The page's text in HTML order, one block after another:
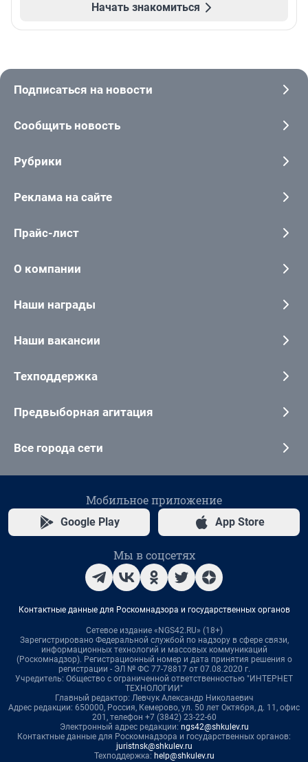
Начать знакомиться
Подписаться на новости
Сообщить новость
Рубрики
Реклама на сайте
Прайс-лист
О компании
Наши награды
Наши вакансии
Техподдержка
Предвыборная агитация
Все города сети
Мобильное приложение
Google Play App Store
Мы в соцсетях
Контактные данные для Роскомнадзора и государственных органов
Сетевое издание «NGS42.RU» (18+)
Зарегистрировано Федеральной службой по надзору в сфере связи,
информационных технологий и массовых коммуникаций
(Роскомнадзор). Регистрационный номер и дата принятия решения о
регистрации - ЭЛ № ФС 77-78817 от 07.08.2020 г.
Учредитель: Общество с ограниченной ответственностью "ИНТЕРНЕТ
ТЕХНОЛОГИИ"
Главный редактор: Левчук Александр Николаевич
Адрес редакции: 650000, Россия, Кемерово, ул. 50 лет Октября, д. 11, офис
201, телефон +7 (3842) 23-22-60
Электронный адрес редакции: ngs42@shkulev.ru
Контактные данные для Роскомнадзора и государственных органов:
juristnsk@shkulev.ru
Техподдержка: help@shkulev.ru